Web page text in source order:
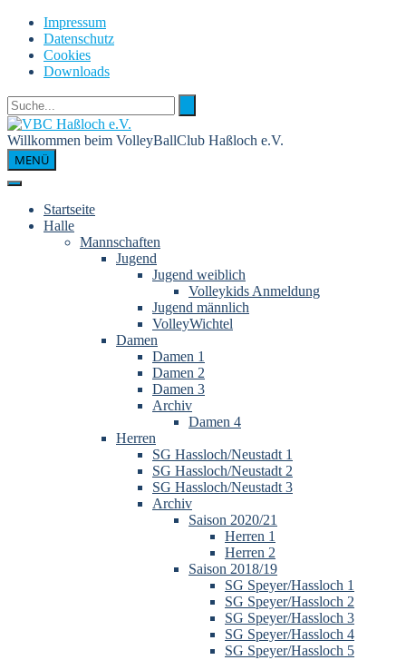
Skip
content
Impressum
Datenschutz
Cookies
Downloads
Willkommen beim VolleyBallClub Haßloch e.V.
MENÜ
Startseite
Halle
Mannschaften
Jugend
Jugend weiblich
Volleykids Anmeldung
Jugend männlich
VolleyWichtel
Damen
Damen 1
Damen 2
Damen 3
Archiv
Damen 4
Herren
SG Hassloch/Neustadt 1
SG Hassloch/Neustadt 2
SG Hassloch/Neustadt 3
Archiv
Saison 2020/21
Herren 1
Herren 2
Saison 2018/19
SG Speyer/Hassloch 1
SG Speyer/Hassloch 2
SG Speyer/Hassloch 3
SG Speyer/Hassloch 4
SG Speyer/Hassloch 5